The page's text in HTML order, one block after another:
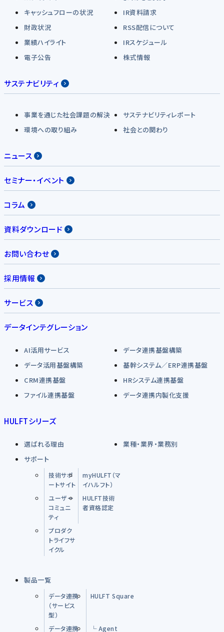
キャッシュフローの状況
IR資料請求
財政状況
RSS配信について
業績ハイライト
IRスケジュール
電子公告
株式情報
サステナビリティ
事業を通じた社会課題の解決
サステナビリティレポート
環境への取り組み
社会との関わり
ニュース
セミナー・イベント
コラム
資料ダウンロード
お問い合わせ
採用情報
サービス
データインテグレーション
AI活用サービス
データ連携基盤構築
データ活用基盤構築
基幹システム／ERP連携基盤
CRM連携基盤
HRシステム連携基盤
ファイル連携基盤
データ連携内製化支援
HULFTシリーズ
選ばれる理由
業種・業界・業務別
サポート
技術サポ
ートサイト
myHULFT（マ
イハルフト）
ユーザー
コミュニ
ティ
HULFT技術
者資格認定
プロダク
トライフサ
イクル
製品一覧
データ連携
（サービス
型）
HULFT Square
データ連携 └ Agent